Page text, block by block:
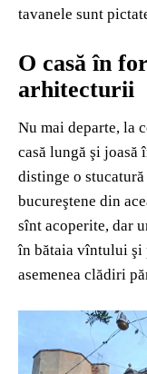
tavanele sunt
O casă în
arhitecturii
Nu mai departe, la
casă lungă şi joasă
distinge o
bucureştene din
sînt acoperite, dar
în bătaia vîntului şi
asemenea clădiri